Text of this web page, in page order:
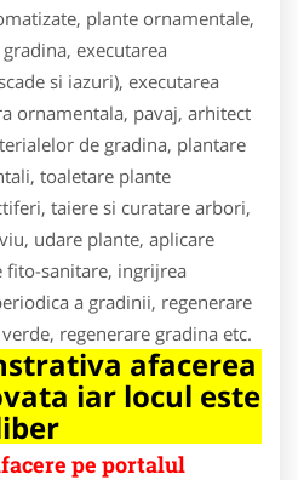
plante ornamentale,
executarea
si iazuri), executarea
ornamentala, pavaj, arhitect
de gradina, plantare
toaletare plante
taiere si curatare arbori,
udare plante, aplicare
fito-sanitare, ingrijrea
a gradinii, regenerare
regenerare gradina etc.
afacerea
iar locul este
pe portalul